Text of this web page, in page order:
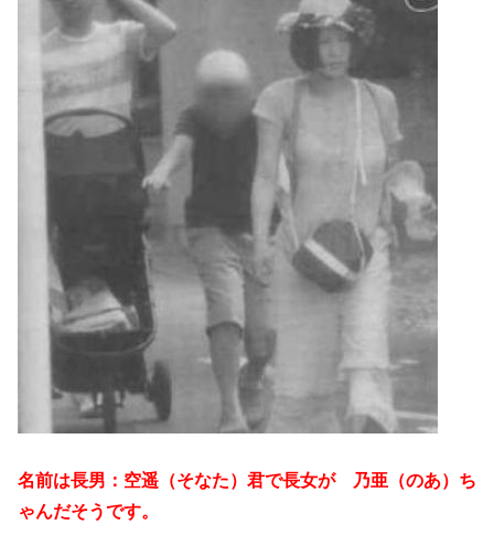
名前は長男：空遥（そなた）君で長女が 乃亜（のあ）ち
ゃんだそうです。